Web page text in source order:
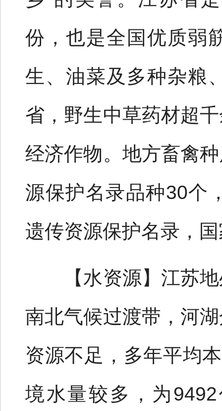
份，也是全国优质弱
生、油菜及多种杂粮
省，野生中草药材超
经济作物。地方畜禽
源保护名录品种30个
遗传资源保护名录，
【水资源】江苏地
南北气候过渡带，河
资源不足，多年平均
境水量较多，为